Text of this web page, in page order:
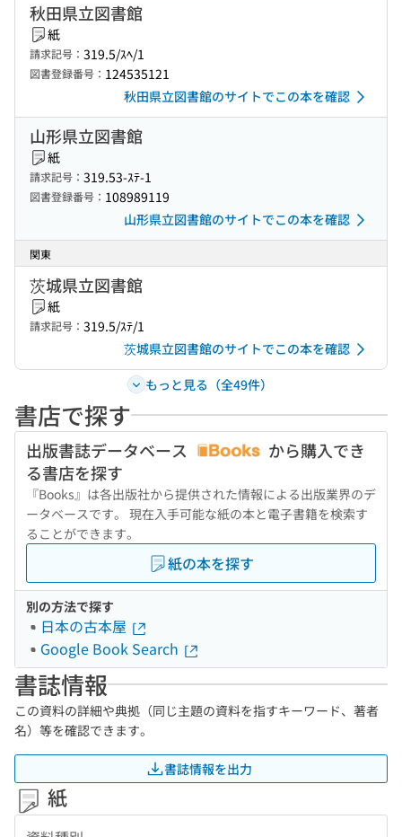
秋田県立図書館
紙
請求記号： 319.5/ｽﾍ/1
図書登録番号： 124535121
秋田県立図書館のサイトでこの本を確認
山形県立図書館
紙
請求記号： 319.53-ｽﾃ-1
図書登録番号： 108989119
山形県立図書館のサイトでこの本を確認
関東
茨城県立図書館
紙
請求記号： 319.5/ｽﾃ/1
茨城県立図書館のサイトでこの本を確認
もっと見る（全49件）
書店で探す
出版書誌データベース
から購入でき
る書店を探す
『Books』は各出版社から提供された情報による出版業界のデ
ータベースです。 現在入手可能な紙の本と電子書籍を検索す
ることができます。
紙の本を探す
別の方法で探す
日本の古本屋
Google Book Search
書誌情報
この資料の詳細や典拠（同じ主題の資料を指すキーワード、著者
名）等を確認できます。
書誌情報を出力
紙